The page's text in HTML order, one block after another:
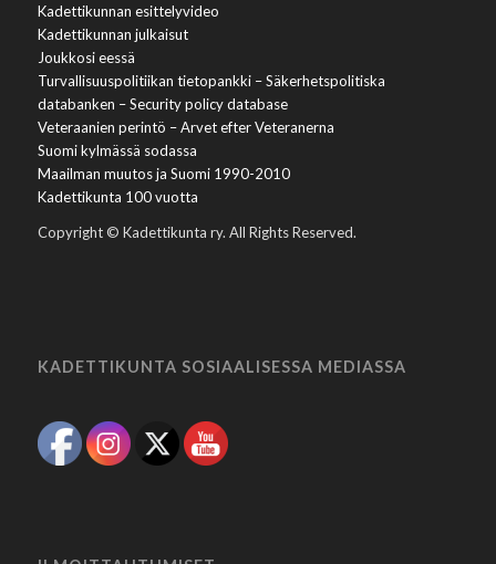
Kadettikunnan esittelyvideo
Kadettikunnan julkaisut
Joukkosi eessä
Turvallisuuspolitiikan tietopankki – Säkerhetspolitiska
databanken – Security policy database
Veteraanien perintö – Arvet efter Veteranerna
Suomi kylmässä sodassa
Maailman muutos ja Suomi 1990-2010
Kadettikunta 100 vuotta
Copyright © Kadettikunta ry. All Rights Reserved.
KADETTIKUNTA SOSIAALISESSA MEDIASSA